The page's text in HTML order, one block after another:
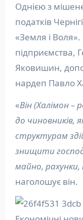
Однією з
податків
«Земля і
підприємства,
Яковишин,
нардеп Павло
«Він (Халімон –
до чиновників,
структурам
знищити
майно,
наголошує він.